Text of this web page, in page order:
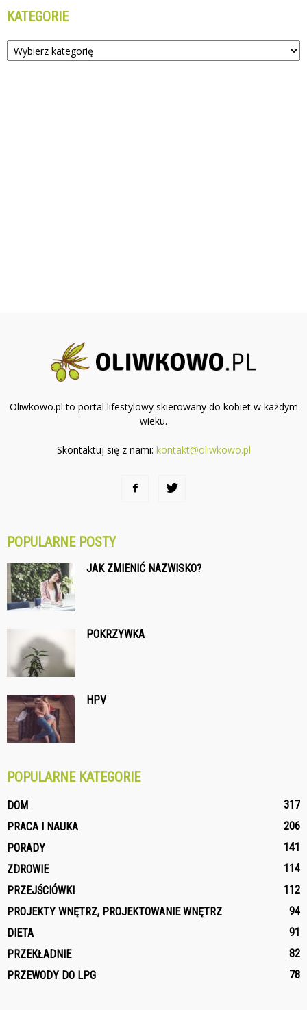
KATEGORIE
Kategorie
Oliwkowo.pl to portal lifestylowy skierowany do kobiet w każdym
wieku.
Skontaktuj się z nami: kontakt@oliwkowo.pl
POPULARNE POSTY
JAK ZMIENIĆ NAZWISKO?
POKRZYWKA
HPV
POPULARNE KATEGORIE
DOM
317
PRACA I NAUKA
206
PORADY
141
ZDROWIE
114
PRZEJŚCIÓWKI
112
PROJEKTY WNĘTRZ, PROJEKTOWANIE WNĘTRZ
94
DIETA
91
PRZEKŁADNIE
82
PRZEWODY DO LPG
78